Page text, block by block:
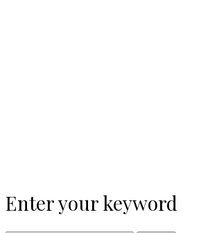
Enter your keyword